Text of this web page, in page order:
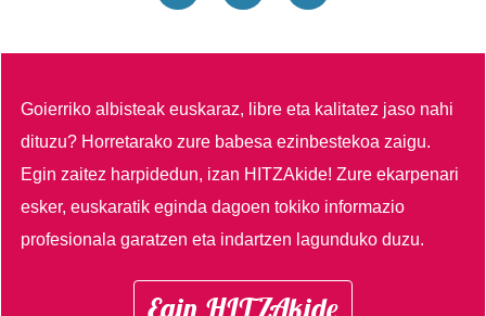
Goierriko albisteak euskaraz, libre eta kalitatez jaso nahi
dituzu? Horretarako zure babesa ezinbestekoa zaigu.
Egin zaitez harpidedun, izan HITZAkide!Zure ekarpenari
esker, euskaratik eginda dagoen tokiko informazio
profesionala garatzen eta indartzen lagunduko duzu.
Egin HITZAkide